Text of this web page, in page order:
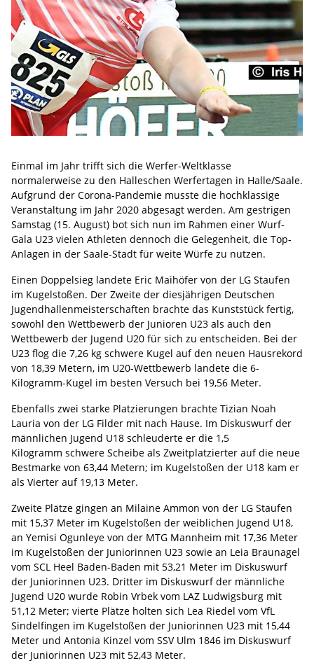
Einmal im Jahr trifft sich die Werfer-Weltklasse
normalerweise zu den Halleschen Werfertagen in Halle/Saale.
Aufgrund der Corona-Pandemie musste die hochklassige
Veranstaltung im Jahr 2020 abgesagt werden. Am gestrigen
Samstag (15. August) bot sich nun im Rahmen einer Wurf-
Gala U23 vielen Athleten dennoch die Gelegenheit, die Top-
Anlagen in der Saale-Stadt für weite Würfe zu nutzen.
Einen Doppelsieg landete Eric Maihöfer von der LG Staufen
im Kugelstoßen. Der Zweite der diesjährigen Deutschen
Jugendhallenmeisterschaften brachte das Kunststück fertig,
sowohl den Wettbewerb der Junioren U23 als auch den
Wettbewerb der Jugend U20 für sich zu entscheiden. Bei der
U23 flog die 7,26 kg schwere Kugel auf den neuen Hausrekord
von 18,39 Metern, im U20-Wettbewerb landete die 6-
Kilogramm-Kugel im besten Versuch bei 19,56 Meter.
Ebenfalls zwei starke Platzierungen brachte Tizian Noah
Lauria von der LG Filder mit nach Hause. Im Diskuswurf der
männlichen Jugend U18 schleuderte er die 1,5
Kilogramm schwere Scheibe als Zweitplatzierter auf die neue
Bestmarke von 63,44 Metern; im Kugelstoßen der U18 kam er
als Vierter auf 19,13 Meter.
Zweite Plätze gingen an Milaine Ammon von der LG Staufen
mit 15,37 Meter im Kugelstoßen der weiblichen Jugend U18,
an Yemisi Ogunleye von der MTG Mannheim mit 17,36 Meter
im Kugelstoßen der Juniorinnen U23 sowie an Leia Braunagel
vom SCL Heel Baden-Baden mit 53,21 Meter im Diskuswurf
der Juniorinnen U23. Dritter im Diskuswurf der männliche
Jugend U20 wurde Robin Vrbek vom LAZ Ludwigsburg mit
51,12 Meter; vierte Plätze holten sich Lea Riedel vom VfL
Sindelfingen im Kugelstoßen der Juniorinnen U23 mit 15,44
Meter und Antonia Kinzel vom SSV Ulm 1846 im Diskuswurf
der Juniorinnen U23 mit 52,43 Meter.